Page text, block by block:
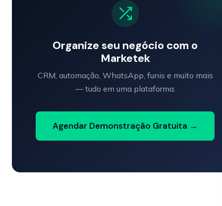
Organize seu negócio com o
Marketek
CRM, automação, WhatsApp, funis e muito mais
— tudo em uma plataforma.
Agendar Demonstração Gratuita →